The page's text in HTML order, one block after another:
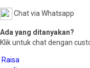
Chat via Whatsapp
Ada yang ditanyakan?
Klik untuk chat dengan
Raisa